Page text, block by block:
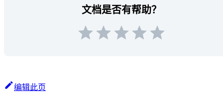
文档是否有帮助？
编辑此页